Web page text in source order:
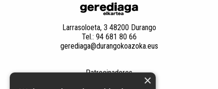
Larrasoloeta, 3 48200 Durango
Tel.: 94 681 80 66
gerediaga@durangokoazoka.eus
Patrocinadores ×